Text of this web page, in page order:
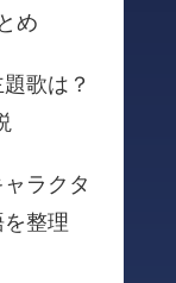
め
歌は？
ラクタ
整理